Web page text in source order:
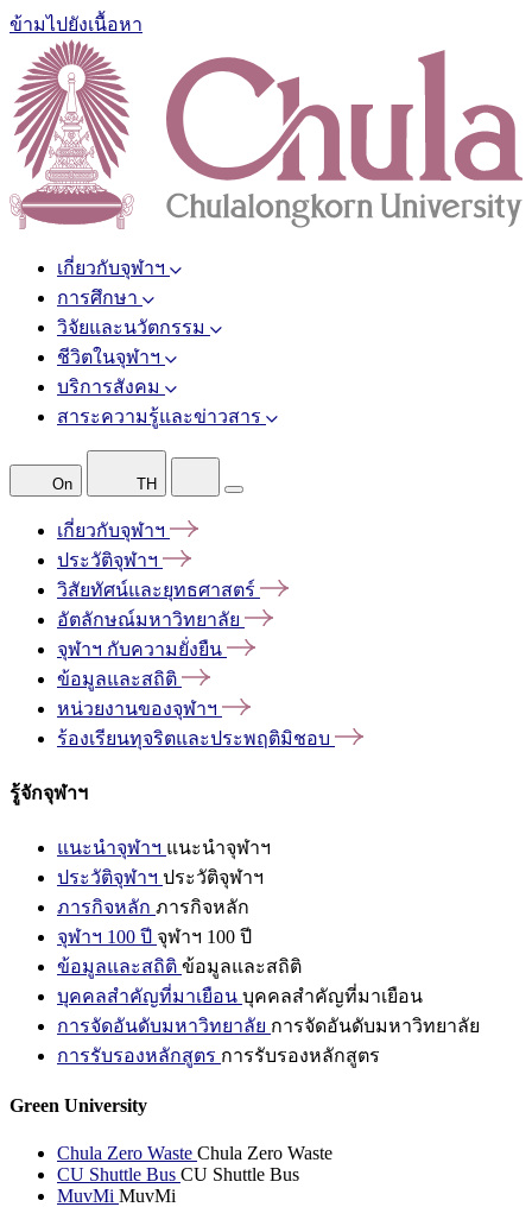
ข้ามไปยังเนื้อหา
เกี่ยวกับจุฬาฯ
การศึกษา
วิจัยและนวัตกรรม
ชีวิตในจุฬาฯ
บริการสังคม
สาระความรู้และข่าวสาร
On TH
เกี่ยวกับจุฬาฯ
ประวัติจุฬาฯ
วิสัยทัศน์และยุทธศาสตร์
อัตลักษณ์มหาวิทยาลัย
จุฬาฯ กับความยั่งยืน
ข้อมูลและสถิติ
หน่วยงานของจุฬาฯ
ร้องเรียนทุจริตและประพฤติมิชอบ
รู้จักจุฬาฯ
แนะนำจุฬาฯ แนะนำจุฬาฯ
ประวัติจุฬาฯ ประวัติจุฬาฯ
ภารกิจหลัก ภารกิจหลัก
จุฬาฯ 100 ปี จุฬาฯ 100 ปี
ข้อมูลและสถิติ ข้อมูลและสถิติ
บุคคลสำคัญที่มาเยือน บุคคลสำคัญที่มาเยือน
การจัดอันดับมหาวิทยาลัย การจัดอันดับมหาวิทยาลัย
การรับรองหลักสูตร การรับรองหลักสูตร
Green University
Chula Zero Waste Chula Zero Waste
CU Shuttle Bus CU Shuttle Bus
MuvMi MuvMi